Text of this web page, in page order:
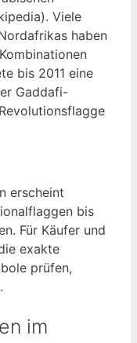
Viele
haben
bis 2011 eine
Gaddafi-
erscheint
bis
Für Käufer und
exakte
prüfen,
im